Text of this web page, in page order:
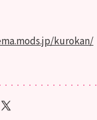
kurokan/